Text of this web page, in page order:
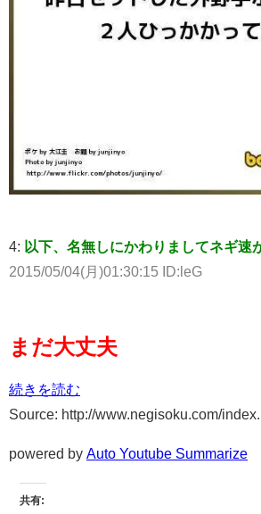
4: 以下、名無しにかわりましてネギ速
2015/05/04(月)01:30:15 ID:leG
まだ大丈夫
続きを読む
Source: http://www.negisoku.com/
powered by Auto Youtube Summarize
共有: